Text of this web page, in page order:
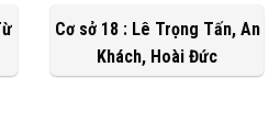
Cơ sở 18 : Lê Trọng Tấn, An
Khách, Hoài Đức